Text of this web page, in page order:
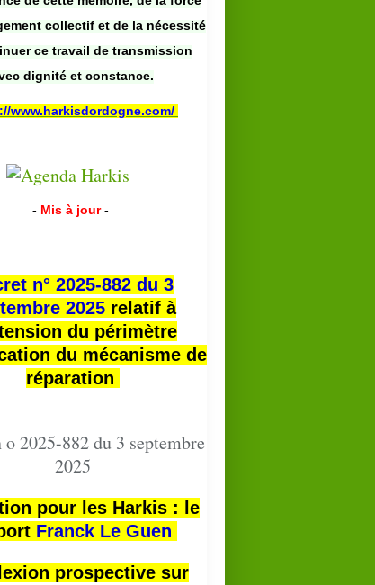
collectif et de la nécessité
ce travail de transmission
dignité et constance.
www.harkisdordogne.com/
- Mis à jour -
n° 2025-882 du 3
2025relatif à
du périmètre
du mécanisme de
réparation
2025-882 du 3 septembre
2025
pour les Harkis : le
Franck Le Guen
prospective sur